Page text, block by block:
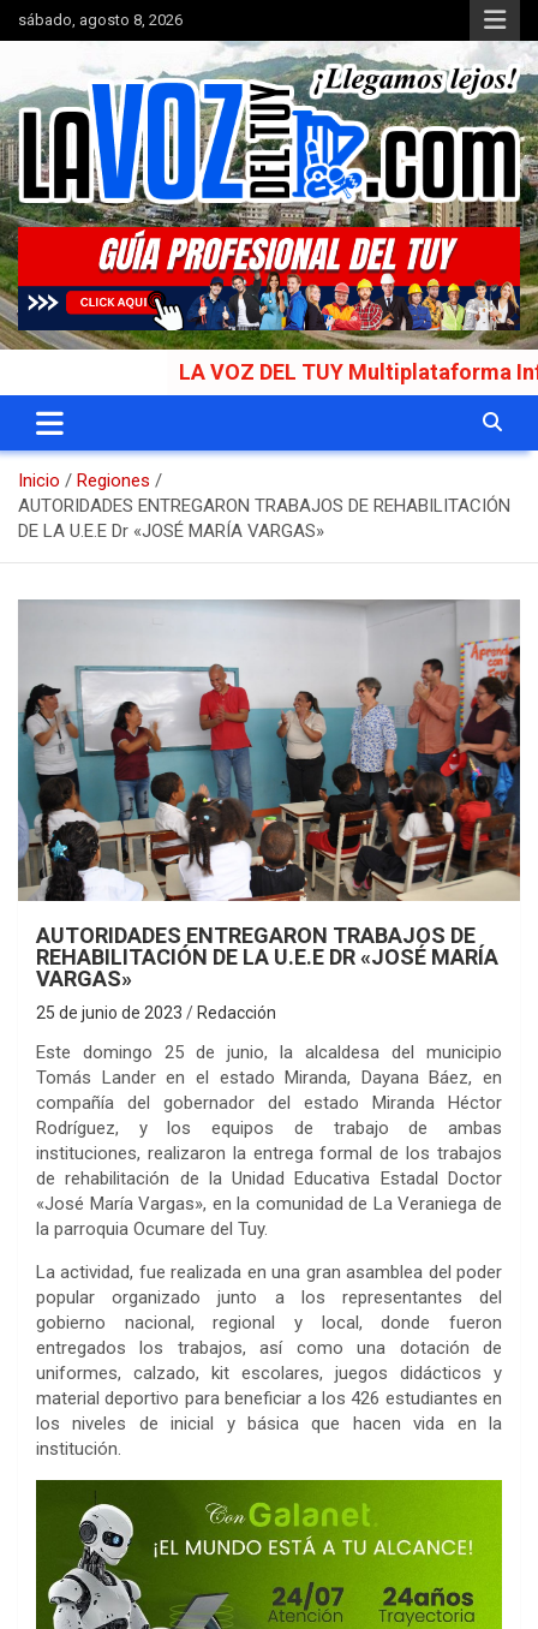
Saltar
al
sábado, agosto 8, 2026
La Voz del Tuy
Portal de noticias
LA VOZ DEL TUY Multiplataforma
Inicio
Regiones
AUTORIDADES ENTREGARON TRABAJOS DE REHABILITACIÓN
DE LA U.E.E Dr «JOSÉ MARÍA VARGAS»
AUTORIDADES ENTREGARON TRABAJOS DE
REHABILITACIÓN DE LA U.E.E DR «JOSÉ MARÍA
VARGAS»
25 de junio de 2023 Redacción
Este domingo 25 de junio, la alcaldesa del municipio
Tomás Lander en el estado Miranda, Dayana Báez, en
compañía del gobernador del estado Miranda Héctor
Rodríguez, y los equipos de trabajo de ambas
instituciones, realizaron la entrega formal de los trabajos
de rehabilitación de la Unidad Educativa Estadal Doctor
«José María Vargas», en la comunidad de La Veraniega de
la parroquia Ocumare del Tuy.
La actividad, fue realizada en una gran asamblea del poder
popular organizado junto a los representantes del
gobierno nacional, regional y local, donde fueron
entregados los trabajos, así como una dotación de
uniformes, calzado, kit escolares, juegos didácticos y
material deportivo para beneficiar a los 426 estudiantes en
los niveles de inicial y básica que hacen vida en la
institución.